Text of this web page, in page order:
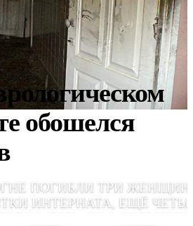
обошелся
ПОГИБЛИ ТРИ
ИНТЕРНАТА, ЕЩЁ